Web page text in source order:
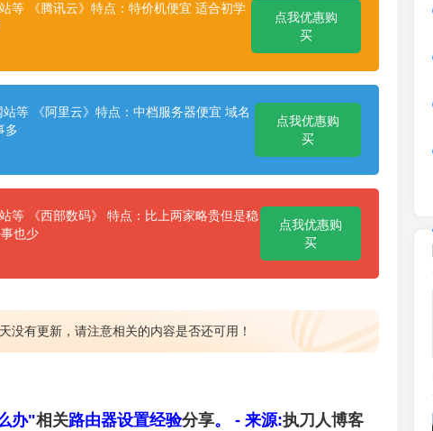
等 《腾讯云》特点：特价机便宜 适合初学
点我优惠购
买
等 《阿里云》特点：中档服务器便宜 域名
多
点我优惠购
买
等 《西部数码》 特点：比上两家略贵但是稳
也少
点我优惠购
买
天没有更新，请注意相关的内容是否还可用！
办"相关路由器设置经验分享。 - 来源:执刀人博客